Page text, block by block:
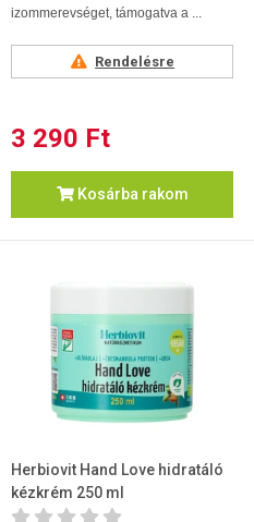
izommerevséget, támogatva a ...
Rendelésre
3 290 Ft
Kosárba rakom
Herbiovit Hand Love hidratáló
kézkrém 250 ml